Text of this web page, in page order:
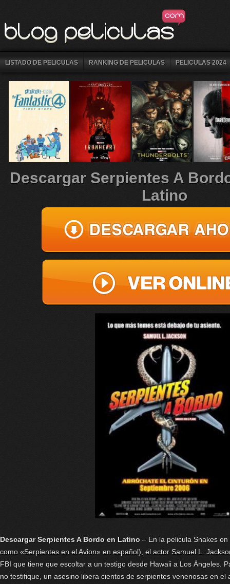
LISTADO DE PELICULAS RANKING DE PELICULAS PELICULAS 2024
Descargar Serpientes A
Latino
Descargar Serpientes A Bordo en Latino – En la pelicula Snakes
como «Serpientes en el Avion» en español), el actor Samuel L.
FBI que tiene que escoltar a un testigo desde Hawaii a Los Ángeles.
no testifique, un asesino libera cientos de serpientes venenosas en el